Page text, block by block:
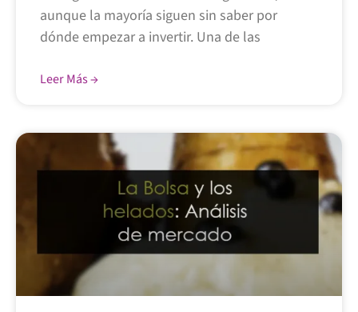
aunque la mayoría siguen sin saber por
dónde empezar a invertir. Una de las
Leer Más →